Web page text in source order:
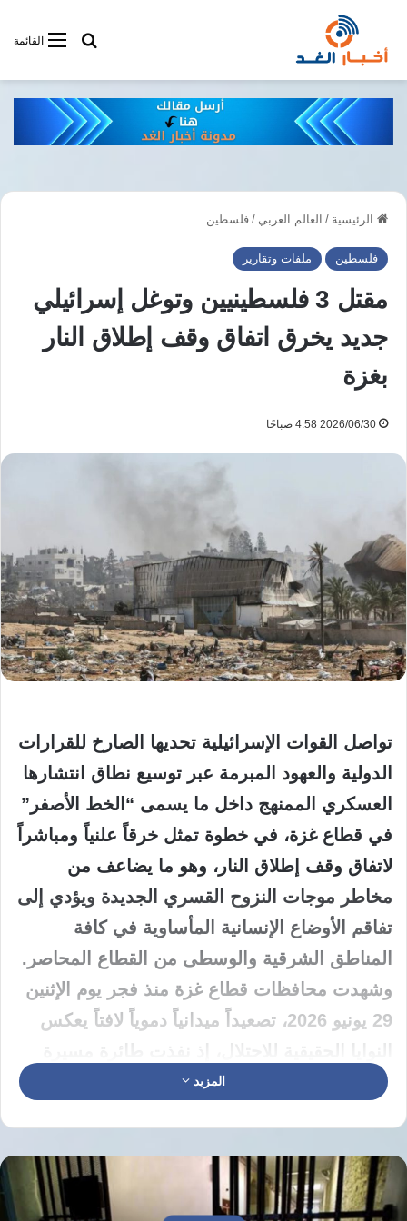
القائمةأبحت فى
الرئيسية / العالم العربي / فلسطين
فلسطين ملفات وتقارير
مقتل 3 فلسطينيين وتوغل إسرائيلي
جديد يخرق اتفاق وقف إطلاق النار
بغزة
2026/06/30 4:58 صباحًا
تواصل القوات الإسرائيلية تحديها الصارخ للقرارات
الدولية والعهود المبرمة عبر توسيع نطاق انتشارها
العسكري الممنهج داخل ما يسمى “الخط الأصفر”
في قطاع غزة، في خطوة تمثل خرقاً علنياً ومباشراً
لاتفاق وقف إطلاق النار، وهو ما يضاعف من
مخاطر موجات النزوح القسري الجديدة ويؤدي إلى
تفاقم الأوضاع الإنسانية المأساوية في كافة
المناطق الشرقية والوسطى من القطاع المحاصر.
وشهدت محافظات قطاع غزة منذ فجر يوم الإثنين
29 يونيو 2026، تصعيداً ميدانياً دموياً لافتاً يعكس
تابعة للقوات الإسرائيلية غارة جوية غادرة
في مدينة دير البلح، مما أسفر عن مقتل 3
فلسطينيين بينهم طفل بريء يبلغ من العمر 8
المزيد